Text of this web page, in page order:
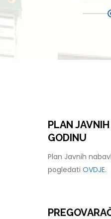
PLAN
GODINU
Plan Javnih
pogledatiOVDJE.